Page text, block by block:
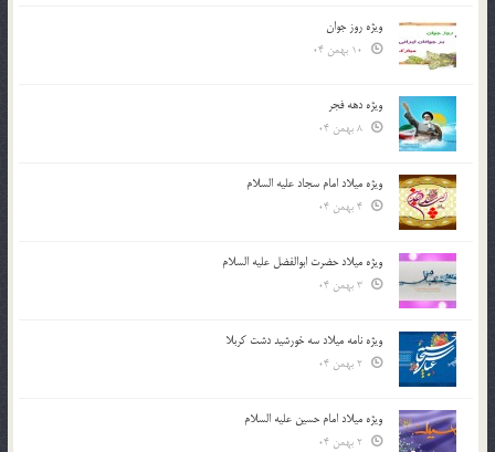
ویژه روز جوان
ویژه دهه فجر
ویژه میلاد امام سجاد علیه السلام
ویژه میلاد حضرت ابوالفضل علیه السلام
ویژه نامه میلاد سه خورشید دشت کربلا
ویژه میلاد امام حسین علیه السلام